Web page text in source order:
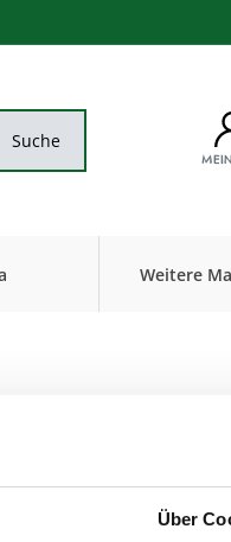
Über
Suche
Weitere
bis langes, glattes od.
EAN:4033977451700 ,Füllmenge:
9-reihig, 21,5cm